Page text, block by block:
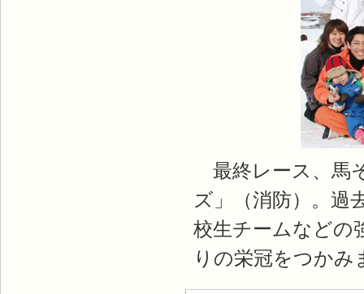
最終レース、馬
ズ」（消防）。過
校生チームなどの
りの栄冠をつかみ